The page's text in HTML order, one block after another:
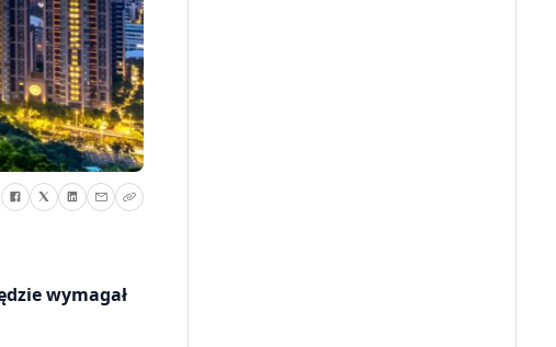
wymagał